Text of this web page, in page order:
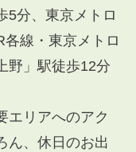
5分、東京メトロ
線・東京メトロ
野」駅徒歩12分
エリアへのアク
ん、休日のお出